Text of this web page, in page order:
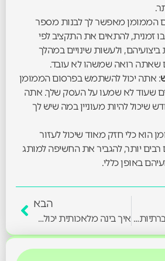
הממומן מאפשר לך לבנות מספר
בו זמנית, להתאים את התקציב לפי
ביצועיהם, ולעשות שינויים במהלך
שאתה רואה שמשהו לא עובד.
: אתה יכול להשתמש בפרסום הממומן
שעוד לא שמעו על העסק שלך. אתה
שיכול להיות מעוניין במה שיש לך
הוא כלי חזק מאוד שיכול לעזור
רבים יותר, להגביר את החשיפה למותג
באופן כללי.
שיווק ברשתות חברתיות למי זה מתאים ?
הבא
איך בינה מלאכותית יכולה להשתלב בתחום הסושיאל מדיה?